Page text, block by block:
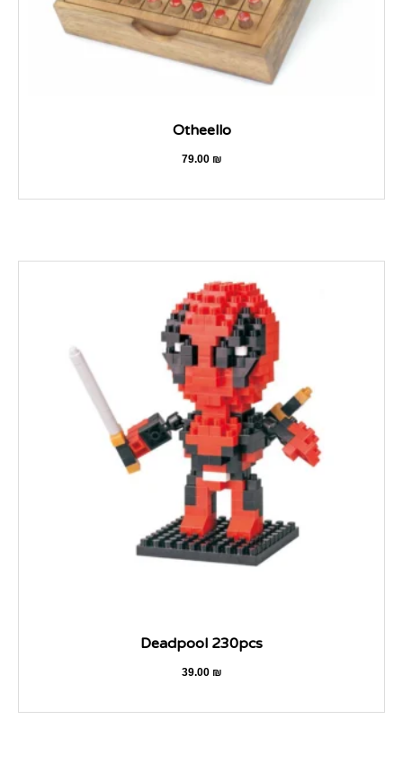
Otheello
79.00 ₪
Deadpool 230pcs
39.00 ₪